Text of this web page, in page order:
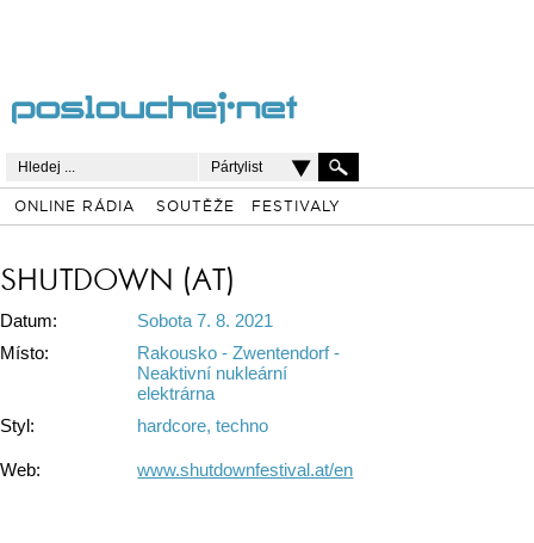
Pártylist
ONLINE RÁDIA SOUTĚŽE FESTIVALY
SHUTDOWN (AT)
Datum:
Sobota 7. 8. 2021
Místo:
Rakousko - Zwentendorf -
Neaktivní nukleární
elektrárna
Styl:
hardcore, techno
Web: www.shutdownfestival.at/en